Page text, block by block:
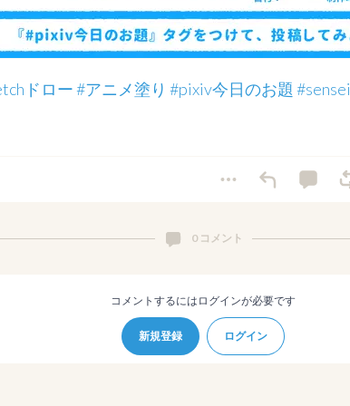
ドロー#アニメ塗り #pixiv今日のお題 #sensei
0 コメント
コメントするにはログインが必要です
新規登録 ログイン